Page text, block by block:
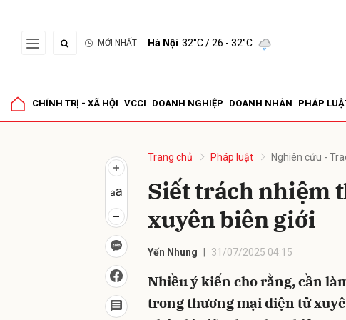
MỚI NHẤT Hà Nội 32°C/ 26 - 32°C
CHÍNH TRỊ - XÃ HỘI VCCI DOANH NGHIỆP DOANH NHÂN PHÁP
Trang chủ Pháp luật Nghiên cứu -
Siết trách nhiệm
xuyên biên giới
Yến Nhung 31/07/2025 04:15
Nhiều ý kiến cho rằng, cần
trong thương mại điện tử